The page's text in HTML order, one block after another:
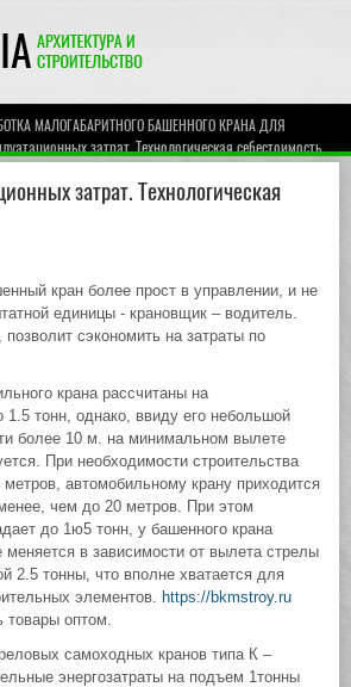
МАЛОГАБАРИТНОГО БАШЕННОГО КРАНА ДЛЯ
затрат. Технологическая себестоимость
затрат. Технологическая
кран более прост в управлении, и не
единицы - крановщик – водитель.
сэкономить на затраты по
крана рассчитаны на
1.5 тонн, однако, ввиду его небольшой
более 10 м. на минимальном вылете
При необходимости строительства
автомобильному крану приходится
чем до 20 метров. При этом
до 1ю5 тонн, у башенного крана
меняется в зависимости от вылета стрелы
2.5 тонны, что вполне хватается для
элементов. https://bkmstroy.ru
товары оптом.
самоходных кранов типа К –
энергозатраты на подъем 1тонны